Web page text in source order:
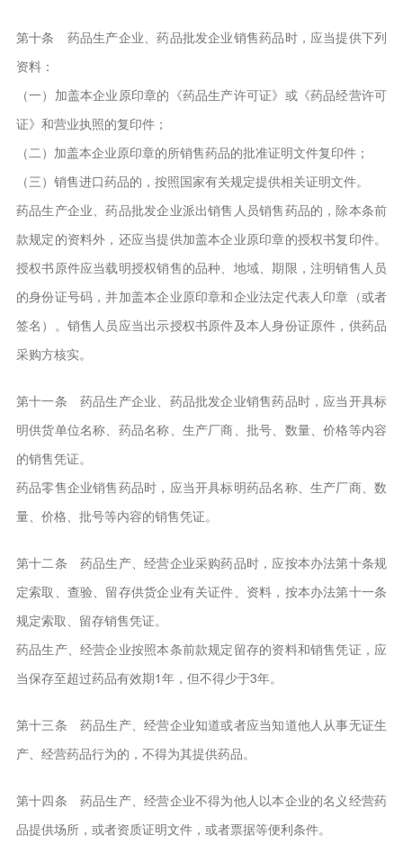
第十条 药品生产企业、药品批发企业销售药品时，应当提供下列
资料：
（一）加盖本企业原印章的《药品生产许可证》或《药品经营许可
证》和营业执照的复印件；
（二）加盖本企业原印章的所销售药品的批准证明文件复印件；
（三）销售进口药品的，按照国家有关规定提供相关证明文件。
药品生产企业、药品批发企业派出销售人员销售药品的，除本条前
款规定的资料外，还应当提供加盖本企业原印章的授权书复印件。
授权书原件应当载明授权销售的品种、地域、期限，注明销售人员
的身份证号码，并加盖本企业原印章和企业法定代表人印章（或者
签名）。销售人员应当出示授权书原件及本人身份证原件，供药品
采购方核实。
第十一条 药品生产企业、药品批发企业销售药品时，应当开具标
明供货单位名称、药品名称、生产厂商、批号、数量、价格等内容
的销售凭证。
药品零售企业销售药品时，应当开具标明药品名称、生产厂商、数
量、价格、批号等内容的销售凭证。
第十二条 药品生产、经营企业采购药品时，应按本办法第十条规
定索取、查验、留存供货企业有关证件、资料，按本办法第十一条
规定索取、留存销售凭证。
药品生产、经营企业按照本条前款规定留存的资料和销售凭证，应
当保存至超过药品有效期1年，但不得少于3年。
第十三条 药品生产、经营企业知道或者应当知道他人从事无证生
产、经营药品行为的，不得为其提供药品。
第十四条 药品生产、经营企业不得为他人以本企业的名义经营药
品提供场所，或者资质证明文件，或者票据等便利条件。